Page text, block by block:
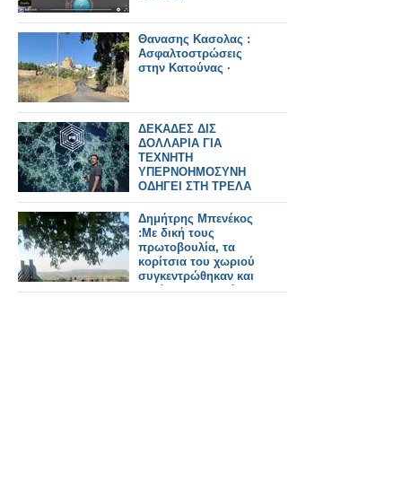
Θανασης Κασολας :
Ασφαλτοστρώσεις
στην Κατούνας ·
ΔΕΚΑΔΕΣ ΔΙΣ
ΔΟΛΛΑΡΙΑ ΓΙΑ
ΤΕΧΝΗΤΗ
ΥΠΕΡΝΟΗΜΟΣΥΝΗ
ΟΔΗΓΕΙ ΣΤΗ ΤΡΕΛΑ
ΤΟΥ...TERMINATOR
Δημήτρης Μπενέκος
:Με δική τους
πρωτοβουλία, τα
κορίτσια του χωριού
συγκεντρώθηκαν και
καθάρισαν τον τόπο